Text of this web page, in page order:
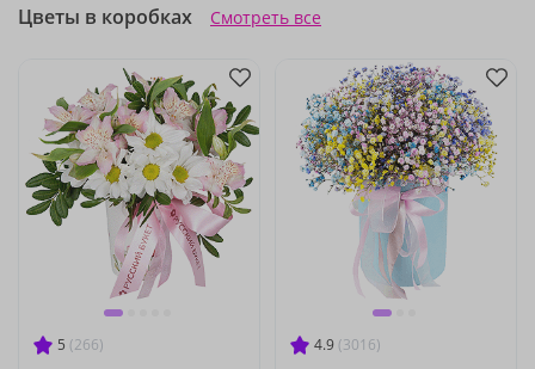
Цветы в коробках Смотреть все
5 (266) 4.9 (3016)